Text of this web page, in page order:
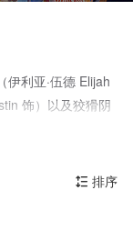
利亚·伍德 Elijah
饰）以及狡猾阴
君索伦为阻止魔
都——白城米那斯提
托尔金（J.R.R.
 排序